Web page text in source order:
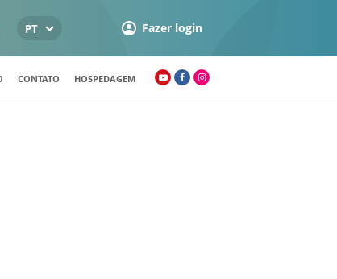
PT Fazer login
CONTATO HOSPEDAGEM